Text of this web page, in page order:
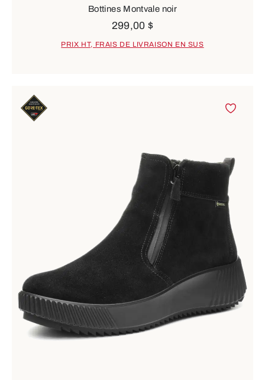
Bottines Montvale noir
299,00 $
PRIX HT, FRAIS DE LIVRAISON EN SUS